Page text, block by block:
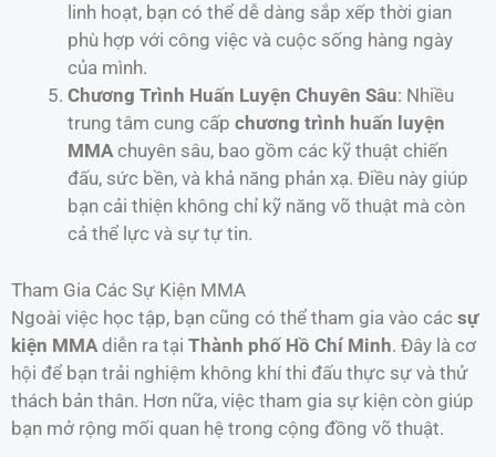
linh hoạt, bạn có thể dễ dàng sắp xếp thời gian
phù hợp với công việc và cuộc sống hàng ngày
của mình.
Chương Trình Huấn Luyện Chuyên Sâu: Nhiều
trung tâm cung cấp chương trình huấn luyện
MMAchuyên sâu, bao gồm các kỹ thuật chiến
đấu, sức bền, và khả năng phản xạ. Điều này giúp
bạn cải thiện không chỉ kỹ năng võ thuật mà còn
cả thể lực và sự tự tin.
Tham Gia Các Sự Kiện MMA
Ngoài việc học tập, bạn cũng có thể tham gia vào các sự
kiện MMA diễn ra tại Thành phố Hồ Chí Minh. Đây là cơ
hội để bạn trải nghiệm không khí thi đấu thực sự và thử
thách bản thân. Hơn nữa, việc tham gia sự kiện còn giúp
bạn mở rộng mối quan hệ trong cộng đồng võ thuật.